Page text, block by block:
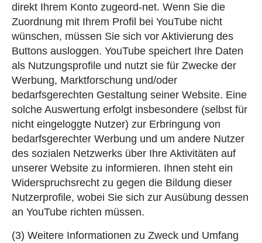
direkt Ihrem Konto zugeord-net. Wenn Sie die
Zuordnung mit Ihrem Profil bei YouTube nicht
wünschen, müssen Sie sich vor Aktivierung des
Buttons ausloggen. YouTube speichert Ihre Daten
als Nutzungsprofile und nutzt sie für Zwecke der
Werbung, Marktforschung und/oder
bedarfsgerechten Gestaltung seiner Website. Eine
solche Auswertung erfolgt insbesondere (selbst für
nicht eingeloggte Nutzer) zur Erbringung von
bedarfsgerechter Werbung und um andere Nutzer
des sozialen Netzwerks über Ihre Aktivitäten auf
unserer Website zu informieren. Ihnen steht ein
Widerspruchsrecht zu gegen die Bildung dieser
Nutzerprofile, wobei Sie sich zur Ausübung dessen
an YouTube richten müssen.
(3) Weitere Informationen zu Zweck und Umfang